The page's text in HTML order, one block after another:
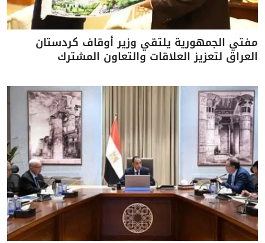
مفتي الجمهورية يلتقي وزير أوقاف كردستان
العراق لتعزيز العلاقات والتعاون المشترك